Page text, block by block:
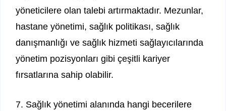
yöneticilere olan talebi artırmaktadır. Mezunlar,
hastane yönetimi, sağlık politikası, sağlık
danışmanlığı ve sağlık hizmeti sağlayıcılarında
yönetim pozisyonları gibi çeşitli kariyer
fırsatlarına sahip olabilir.
7. Sağlık yönetimi alanında hangi becerilere